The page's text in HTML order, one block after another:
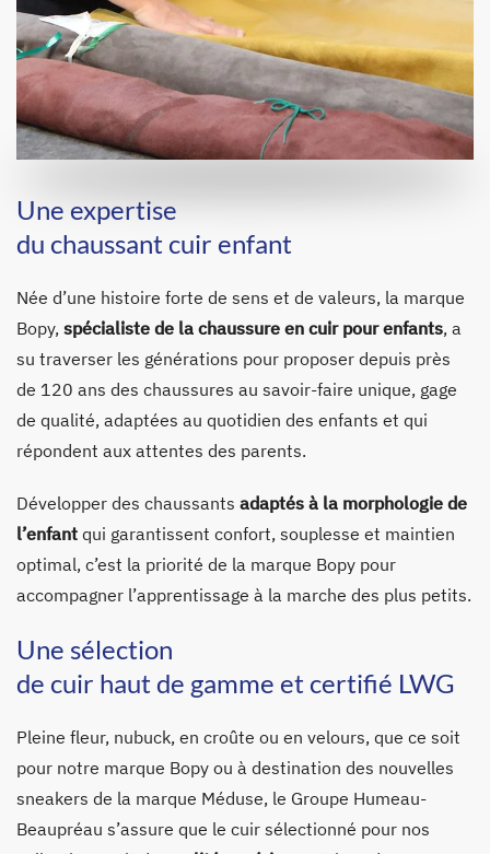
Une expertise
du chaussant cuir enfant
Née d’une histoire forte de sens et de valeurs, la marque
Bopy, spécialiste de la chaussure en cuir pour enfants, a
su traverser les générations pour proposer depuis près
de 120 ans des chaussures au savoir-faire unique, gage
de qualité, adaptées au quotidien des enfants et qui
répondent aux attentes des parents.
Développer des chaussants adaptés à la morphologie de
l’enfant qui garantissent confort, souplesse et maintien
optimal, c’est la priorité de la marque Bopy pour
accompagner l’apprentissage à la marche des plus petits.
Une sélection
de cuir haut de gamme et certifié LWG
Pleine fleur, nubuck, en croûte ou en velours, que ce soit
pour notre marque Bopy ou à destination des nouvelles
sneakers de la marque Méduse, le Groupe Humeau-
Beaupréau s’assure que le cuir sélectionné pour nos